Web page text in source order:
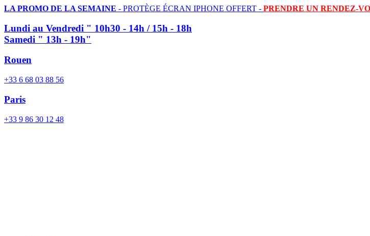
LA PROMO DE LA SEMAINE - PROTÈGE ÉCRAN IPHONE OFFERT - PRENDRE UN RENDEZ-
Lundi au Vendredi " 10h30 - 14h / 15h - 18h
Samedi " 13h - 19h"
Rouen
+33 6 68 03 88 56
Paris
+33 9 86 30 12 48